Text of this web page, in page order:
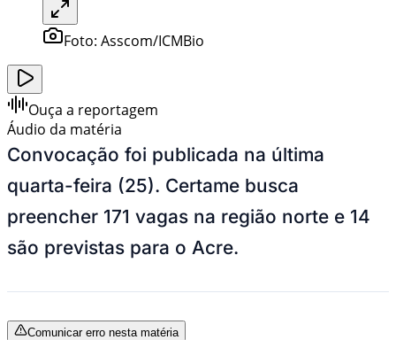
Foto: Asscom/ICMBio
Ouça a reportagem
Áudio da matéria
Convocação foi publicada na última
quarta-feira (25). Certame busca
preencher 171 vagas na região norte e 14
são previstas para o Acre.
Comunicar erro nesta matéria